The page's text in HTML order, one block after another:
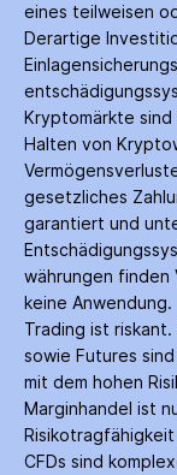
eines teilweisen
Derartige
Kryptomärkte sind
Halten von
gesetzliches
garantiert und
währungen finden
keine Anwendung.
Trading ist
sowie Futures
mit dem hohen
Margin­handel ist
CFDs sind